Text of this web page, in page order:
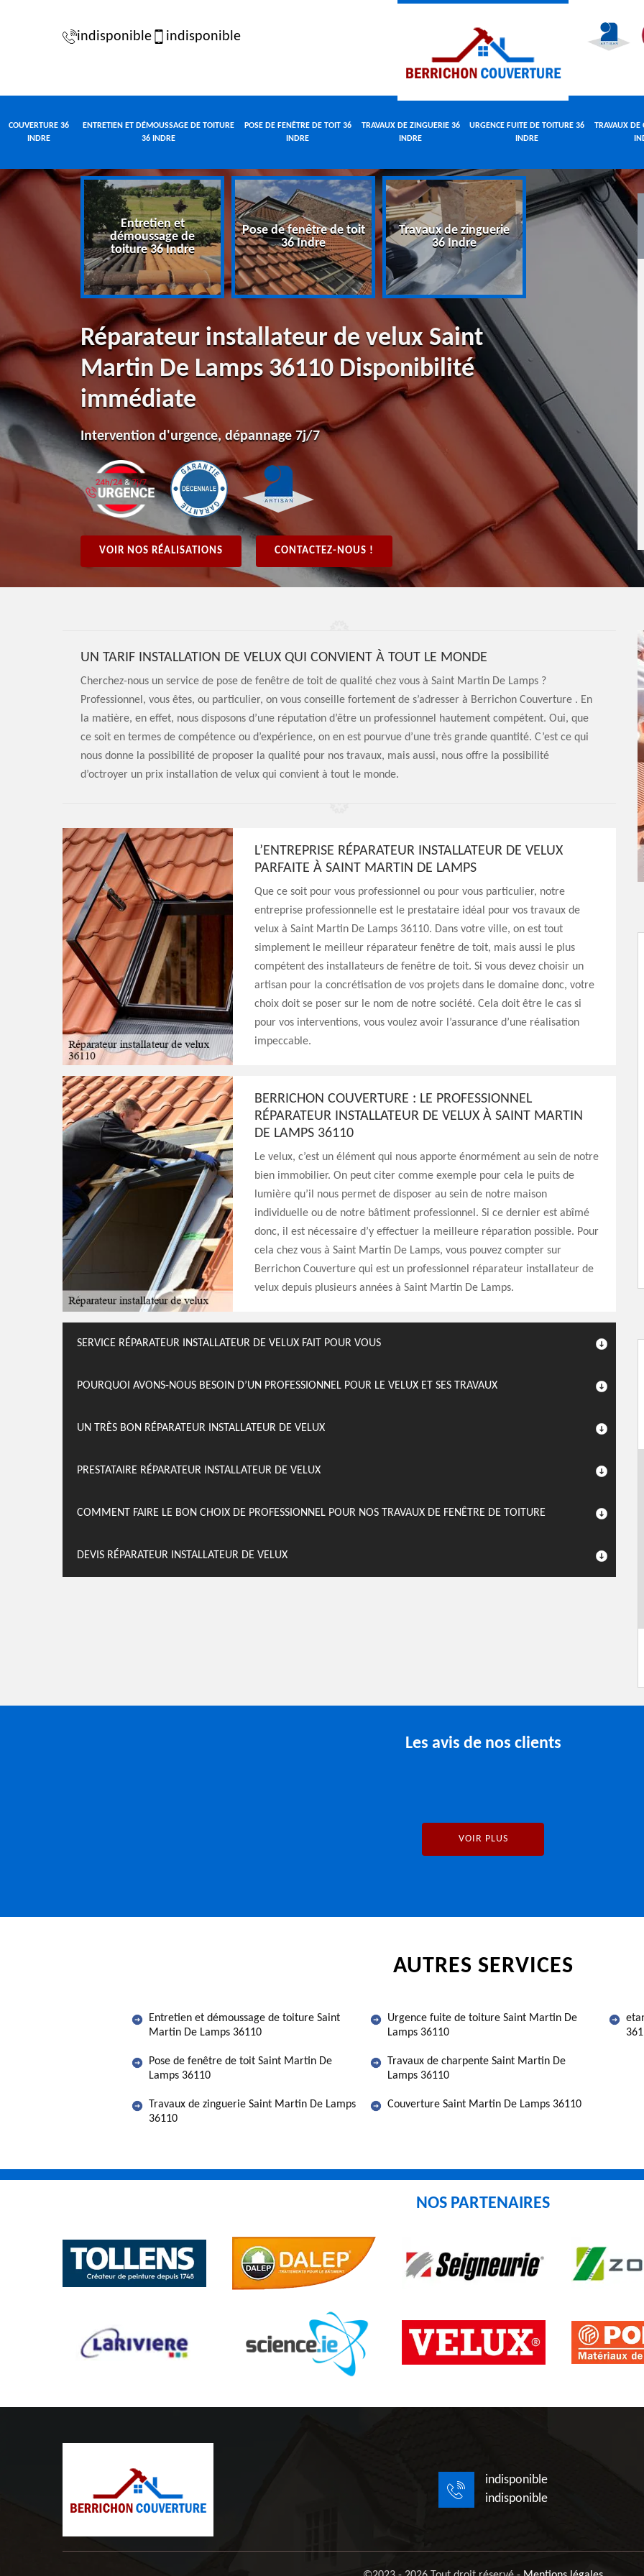
indisponible indisponible
COUVERTURE 36
INDRE
ENTRETIEN ET DÉMOUSSAGE DE TOITURE
36 INDRE
POSE DE FENÊTRE DE TOIT 36
INDRE
TRAVAUX DE ZINGUERIE 36
INDRE
URGENCE FUITE DE TOITURE 36
INDRE
TRAVAUX DE
Entretien et
démoussage de
toiture 36 Indre
Pose de fenêtre de toit
36 Indre
Travaux de zinguerie
36 Indre
Urgence fuite de
toiture 36 Indre
Réparateur installateur de velux Saint
Martin De Lamps 36110 Disponibilité
immédiate
Intervention d'urgence, dépannage 7j/7
VOIR NOS RÉALISATIONS CONTACTEZ-NOUS !
UN TARIF INSTALLATION DE VELUX QUI CONVIENT À TOUT LE MONDE
Cherchez-nous un service de pose de fenêtre de toit de qualité chez vous à Saint Martin De Lamps ?
Professionnel, vous êtes, ou particulier, on vous conseille fortement de s’adresser à Berrichon Couverture . En
la matière, en effet, nous disposons d’une réputation d’être un professionnel hautement compétent. Oui, que
ce soit en termes de compétence ou d’expérience, on en est pourvue d’une très grande quantité. C’est ce qui
nous donne la possibilité de proposer la qualité pour nos travaux, mais aussi, nous offre la possibilité
d’octroyer un prix installation de velux qui convient à tout le monde.
L’ENTREPRISE RÉPARATEUR INSTALLATEUR DE VELUX
PARFAITE À SAINT MARTIN DE LAMPS
Que ce soit pour vous professionnel ou pour vous particulier, notre
entreprise professionnelle est le prestataire idéal pour vos travaux de
velux à Saint Martin De Lamps 36110. Dans votre ville, on est tout
simplement le meilleur réparateur fenêtre de toit, mais aussi le plus
compétent des installateurs de fenêtre de toit. Si vous devez choisir un
artisan pour la concrétisation de vos projets dans le domaine donc, votre
choix doit se poser sur le nom de notre société. Cela doit être le cas si
pour vos interventions, vous voulez avoir l’assurance d’une réalisation
impeccable.
BERRICHON COUVERTURE : LE PROFESSIONNEL
RÉPARATEUR INSTALLATEUR DE VELUX À SAINT MARTIN
DE LAMPS 36110
Le velux, c’est un élément qui nous apporte énormément au sein de notre
bien immobilier. On peut citer comme exemple pour cela le puits de
lumière qu’il nous permet de disposer au sein de notre maison
individuelle ou de notre bâtiment professionnel. Si ce dernier est abîmé
donc, il est nécessaire d’y effectuer la meilleure réparation possible. Pour
cela chez vous à Saint Martin De Lamps, vous pouvez compter sur
Berrichon Couverture qui est un professionnel réparateur installateur de
velux depuis plusieurs années à Saint Martin De Lamps.
SERVICE RÉPARATEUR INSTALLATEUR DE VELUX FAIT POUR VOUS
POURQUOI AVONS-NOUS BESOIN D’UN PROFESSIONNEL POUR LE VELUX ET SES TRAVAUX
UN TRÈS BON RÉPARATEUR INSTALLATEUR DE VELUX
PRESTATAIRE RÉPARATEUR INSTALLATEUR DE VELUX
COMMENT FAIRE LE BON CHOIX DE PROFESSIONNEL POUR NOS TRAVAUX DE FENÊTRE DE TOITURE
DEVIS RÉPARATEUR INSTALLATEUR DE VELUX
Les avis de nos clients
VOIR PLUS
AUTRES SERVICES
Entretien et démoussage de toiture Saint
Martin De Lamps 36110
Pose de fenêtre de toit Saint Martin De
Lamps 36110
Travaux de zinguerie Saint Martin De Lamps
36110
Urgence fuite de toiture Saint Martin De
Lamps 36110
Travaux de charpente Saint Martin De
Lamps 36110
Couverture Saint Martin De Lamps 36110
NOS PARTENAIRES
indisponible
indisponible